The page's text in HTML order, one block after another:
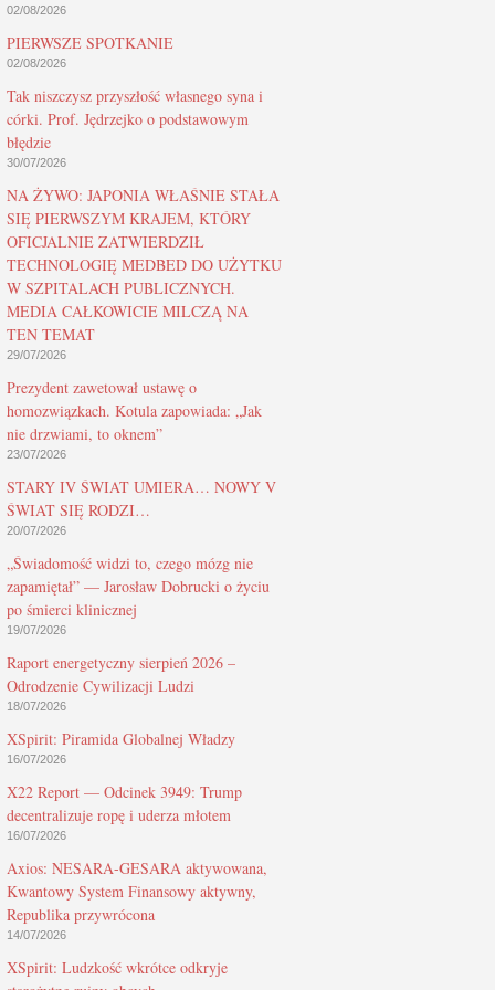
02/08/2026
PIERWSZE SPOTKANIE
02/08/2026
Tak niszczysz przyszłość własnego syna i
córki. Prof. Jędrzejko o podstawowym
błędzie
30/07/2026
NA ŻYWO: JAPONIA WŁAŚNIE STAŁA
SIĘ PIERWSZYM KRAJEM, KTÓRY
OFICJALNIE ZATWIERDZIŁ
TECHNOLOGIĘ MEDBED DO UŻYTKU
W SZPITALACH PUBLICZNYCH.
MEDIA CAŁKOWICIE MILCZĄ NA
TEN TEMAT
29/07/2026
Prezydent zawetował ustawę o
homozwiązkach. Kotula zapowiada: „Jak
nie drzwiami, to oknem”
23/07/2026
STARY IV ŚWIAT UMIERA… NOWY V
ŚWIAT SIĘ RODZI…
20/07/2026
„Świadomość widzi to, czego mózg nie
zapamiętał” — Jarosław Dobrucki o życiu
po śmierci klinicznej
19/07/2026
Raport energetyczny sierpień 2026 –
Odrodzenie Cywilizacji Ludzi
18/07/2026
XSpirit: Piramida Globalnej Władzy
16/07/2026
X22 Report — Odcinek 3949: Trump
decentralizuje ropę i uderza młotem
16/07/2026
Axios: NESARA-GESARA aktywowana,
Kwantowy System Finansowy aktywny,
Republika przywrócona
14/07/2026
XSpirit: Ludzkość wkrótce odkryje